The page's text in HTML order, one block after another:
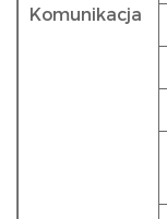
Komunikacja